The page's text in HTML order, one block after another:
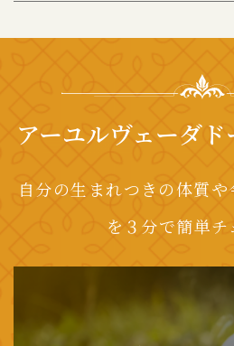
アーユルヴェーダ
自分の生まれつきの体質
を３分で簡単チ